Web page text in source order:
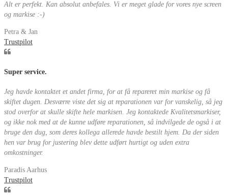
Alt er perfekt. Kan absolut anbefales. Vi er meget glade for vores nye screen
og markise :-)
Petra & Jan
Trustpilot
Super service.
Jeg havde kontaktet et andet firma, for at få repareret min markise og få
skiftet dugen. Desværre viste det sig at reparationen var for vanskelig, så jeg
stod overfor at skulle skifte hele markisen. Jeg kontaktede Kvalitetsmarkiser,
og ikke nok med at de kunne udføre reparationen, så indvilgede de også i at
bruge den dug, som deres kollega allerede havde bestilt hjem. Da der siden
hen var brug for justering blev dette udført hurtigt og uden extra
omkostninger.
Paradis Aarhus
Trustpilot